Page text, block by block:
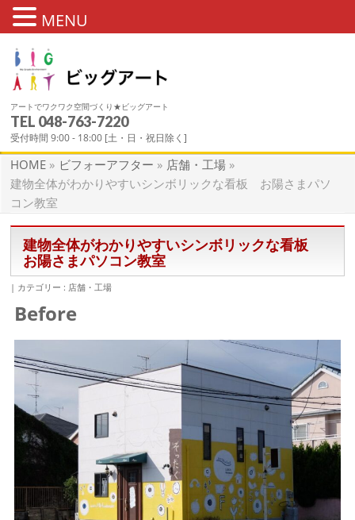
アートでワクワク空間づくり★ビッグアート
TEL 048-763-7220
受付時間 9:00 - 18:00 [土・日・祝日除く]
ビフォーアフター
HOME » ビフォーアフター » 店舗・工場 »
建物全体がわかりやすいシンボリックな看板 お陽さまパソ
コン教室
建物全体がわかりやすいシンボリックな看板
お陽さまパソコン教室
カテゴリー : 店舗・工場
Before
MENU